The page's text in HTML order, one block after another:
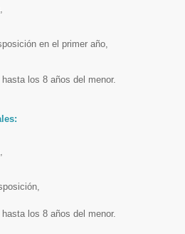
en el primer año,
los 8 años del menor.
los 8 años del menor.